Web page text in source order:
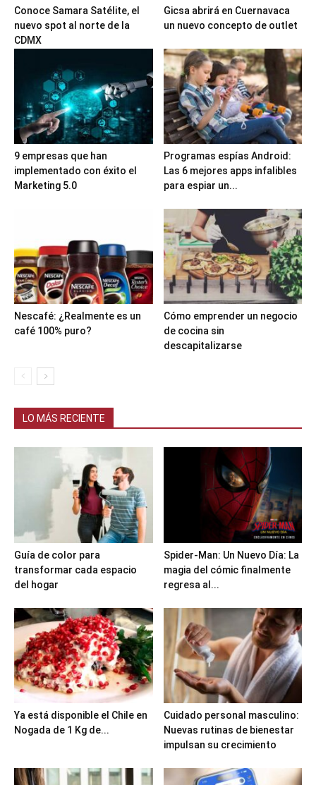
Conoce Samara Satélite, el
nuevo spot al norte de la
CDMX
Gicsa abrirá en Cuernavaca
un nuevo concepto de outlet
9 empresas que han
implementado con éxito el
Marketing 5.0
Programas espías Android:
Las 6 mejores apps infalibles
para espiar un...
Nescafé: ¿Realmente es un
café 100% puro?
Cómo emprender un negocio
de cocina sin
descapitalizarse
LO MÁS RECIENTE
Guía de color para
transformar cada espacio
del hogar
Spider-Man: Un Nuevo Día: La
magia del cómic finalmente
regresa al...
Ya está disponible el Chile en
Nogada de 1 Kg de...
Cuidado personal masculino:
Nuevas rutinas de bienestar
impulsan su crecimiento